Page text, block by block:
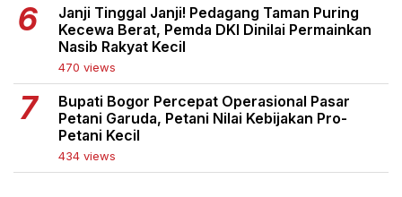
Janji Tinggal Janji! Pedagang Taman Puring
Kecewa Berat, Pemda DKI Dinilai Permainkan
Nasib Rakyat Kecil
470 views
Bupati Bogor Percepat Operasional Pasar
Petani Garuda, Petani Nilai Kebijakan Pro-
Petani Kecil
434 views